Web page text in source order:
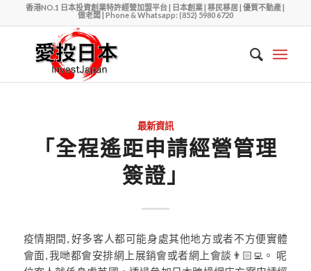
香港NO.1 日本投資創業特許經營加盟平台 | 日本創業 | 移民移居 | 優質不動產 |
做老闆 | Phone & Whatsapp: (852) 5980 6720
最新資訊
「全程遙距申請經營管理
簽證」
疫情期間, 好多客人都可能身處其他地方或者不方便實體
會面, 我哋都會安排網上展銷會或者網上會談👨🏻‍💻。 呢